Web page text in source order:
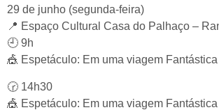
29 de junho (segunda-feira)
📍 Espaço Cultural Casa do Palhaço –
🕘 9h
🎪 Espetáculo: Em uma viagem Fantástica
🕝 14h30
🎪 Espetáculo: Em uma viagem Fantástica